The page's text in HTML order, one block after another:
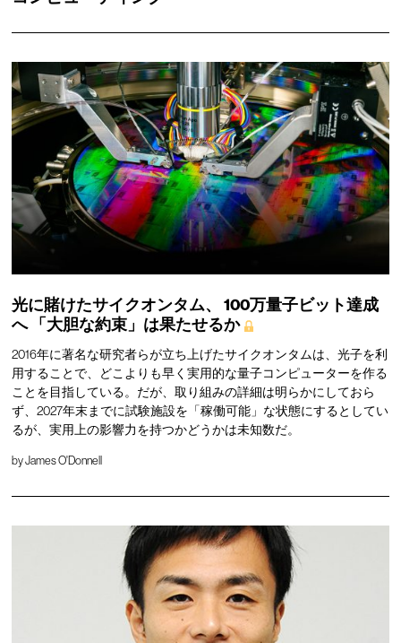
光に賭けたサイクオンタム、
100万量子ビット達成
へ「大胆な約束」は果たせるか
2016年に著名な研究者らが立ち上げたサイクオンタムは、光子を利
用することで、どこよりも早く実用的な量子コンピューターを作る
ことを目指している。だが、取り組みの詳細は明らかにしておら
ず、2027年末までに試験施設を「稼働可能」な状態にするとしてい
るが、実用上の影響力を持つかどうかは未知数だ。
byJames O'Donnell